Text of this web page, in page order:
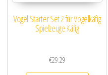
Vogel Starter Set 2 für Vogelkäfig
Spielzeuge Käfig
€29.29